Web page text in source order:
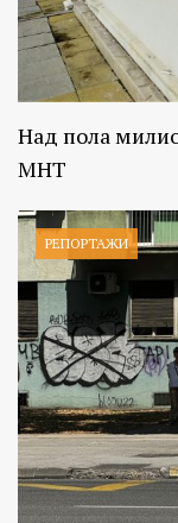
Над пола
МНТ
РЕПОРТАЖИ